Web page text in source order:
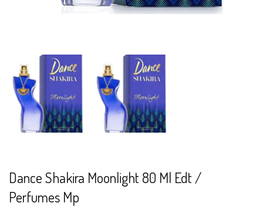
Dance Shakira Moonlight 80 Ml Edt /
Perfumes Mp